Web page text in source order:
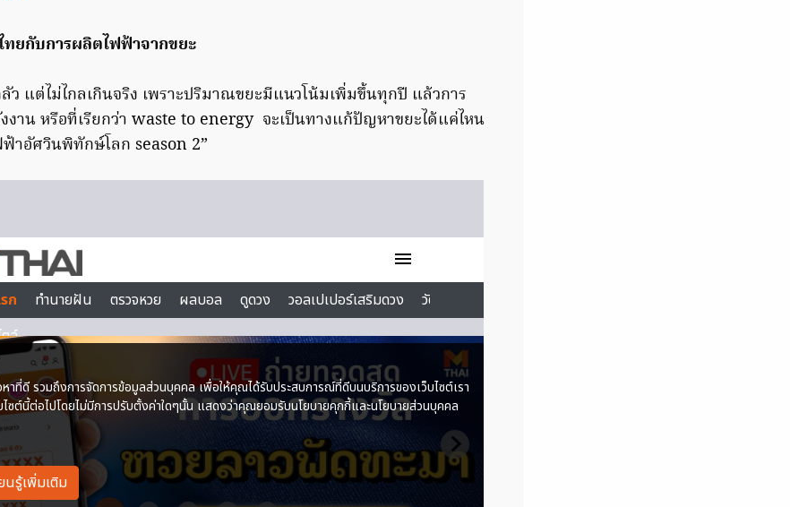
ยกับการผลิตไฟฟ้าจากขยะ
ว แต่ไม่ไกลเกินจริง เพราะปริมาณขยะมีแนวโน้มเพิ่มขึ้นทุกปี แล้วการ
งาน หรือที่เรียกว่า waste to energy จะเป็นทางแก้ปัญหาขยะได้แค่ไหน
าอัศวินพิทักษ์โลก season 2”